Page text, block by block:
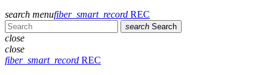
search menufiber_smart_record REC
search Search
close
close
fiber_smart_record REC